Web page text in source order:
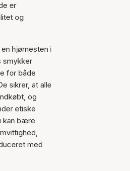
er
og
hjørnesten i
smykker
for både
sikrer, at alle
og
etiske
kan bære
med